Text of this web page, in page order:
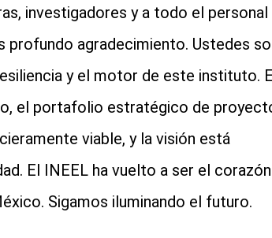
investigadores y a todo el personal
profundo agradecimiento. Ustedes
y el motor de este instituto.
el portafolio estratégico de
viable, y la visión está
El INEEL ha vuelto a ser el corazón
Sigamos iluminando el futuro.